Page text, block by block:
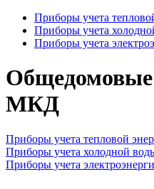
Приборы учета
Приборы учета
Приборы учета
МКД
Приборы учета тепловой
Приборы учета холодной
Приборы учета